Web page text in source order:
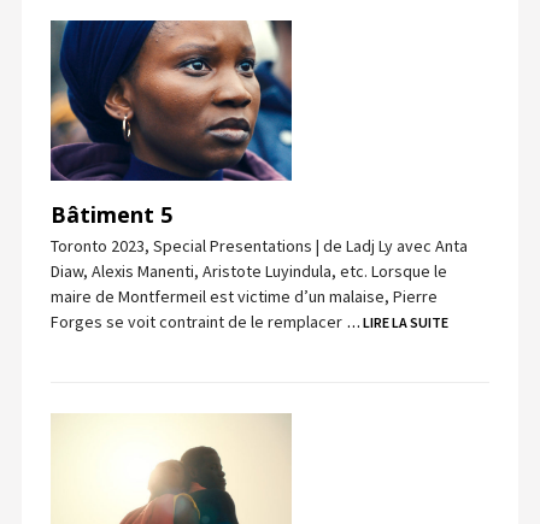
Bâtiment 5
Toronto 2023, Special Presentations | de Ladj Ly avec Anta
Diaw, Alexis Manenti, Aristote Luyindula, etc. Lorsque le
maire de Montfermeil est victime d’un malaise, Pierre
Forges se voit contraint de le remplacer … LIRE LA SUITE